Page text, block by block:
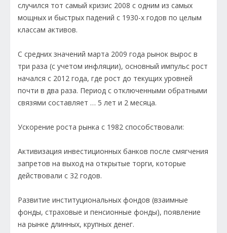
случился тот самый кризис 2008 с одним из самых
мощных и быстрых падений с 1930-х годов по целым
классам активов.
С средних значений марта 2009 года рынок вырос в
три раза (с учетом инфляции), основный импульс рост
начался с 2012 года, где рост до текущих уровней
почти в два раза. Период с отключенными обратными
связями составляет … 5 лет и 2 месяца.
Ускорение роста рынка с 1982 способствовали:
Активизация инвестиционных банков после смягчения
запретов на выход на открытые торги, которые
действовали с 32 годов.
Развитие институциональных фондов (взаимные
фонды, страховые и пенсионные фонды), появление
на рынке длинных, крупных денег.